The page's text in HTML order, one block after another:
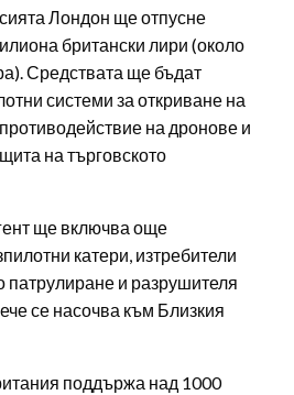
Лондон ще отпусне
британски лири (около
Средствата ще бъдат
системи за откриване на
на дронове и
на търговското
ще включва още
катери, изтребители
патрулиране и разрушителя
се насочва към Близкия
поддържа над 1000